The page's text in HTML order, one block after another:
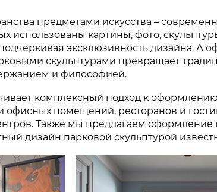
предметами искусства –
использованы картины, фото,
эксклюзивность дизайна. А
скульптурами превращает
и философией.
комплексный подход к
офисных помещений, ресторанов и
Также мы предлагаем
дизайн парковой скульптурой